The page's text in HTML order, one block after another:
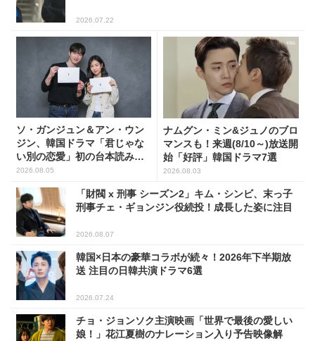
2026.07.22
ソ・ガンジュン＆アン・ウン
ジン、韓国ドラマ「君じゃな
い別の恋愛」初の台本読み合
わせで抜群のケミ
2026.08.05
ナムグン・ミン&ジュノのブロ
マンスも！来週(8/10～)放送開
始「好評」韓国ドラマ7選
2026.08.03
「財閥 x 刑事 シーズン2」キム・シンビ、末っ子
刑事チェ・ギョンジン役続投！成長した姿に注目
2026.08.07
韓国×日本の豪華コラボが続々！2026年下半期放
送 注目の日韓共演ドラマ6選
2026.07.24
チョ・ジョンソク主演映画「世界で最後の愛しい
娘！」花江夏樹のナレーション入り予告映像解